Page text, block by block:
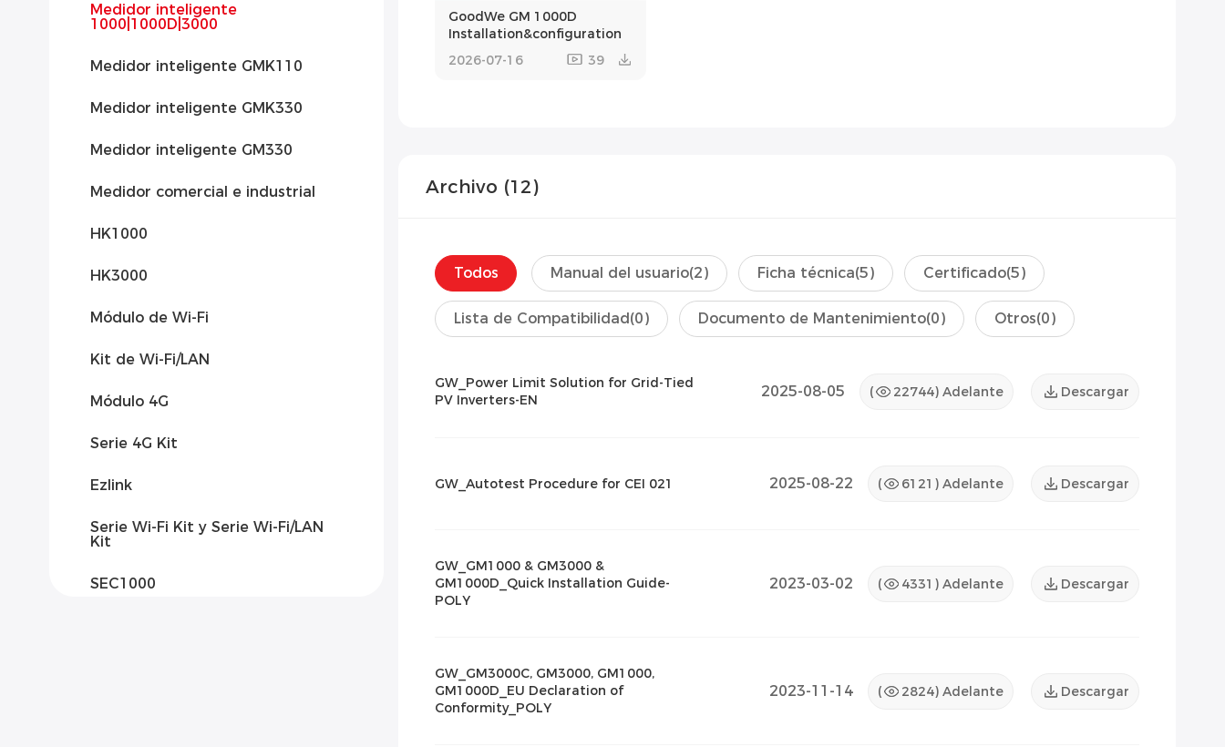
Medidor inteligente
1000|1000D|3000
Medidor inteligente GMK110
Medidor inteligente GMK330
Medidor inteligente GM330
Medidor comercial e industrial
HK1000
HK3000
Módulo de Wi-Fi
Kit de Wi-Fi/LAN
Módulo 4G
Serie 4G Kit
Ezlink
Serie Wi-Fi Kit y Serie Wi-Fi/LAN
Kit
SEC1000
GoodWe GM 1000D
Installation&configuration
2026-07-16
39
Archivo (12)
Todos Manual del usuario(2) Ficha técnica(5) Certificado(5)
Lista de Compatibilidad (0) Documento de Mantenimiento(0) Otros(0)
GW_Power Limit Solution for Grid-Tied
PV Inverters-EN
2025-08-05 ( 22744) Adelante Descargar
GW_Autotest Procedure for CEI 021 2025-08-22 ( 6121 ) Adelante Descargar
GW_GM1000 & GM3000 &
GM1000D_Quick Installation Guide-
POLY
2023-03-02 ( 4331 ) Adelante Descargar
GW_GM3000C, GM3000, GM1000,
GM1000D_EU Declaration of
Conformity_POLY
2023-11-14 ( 2824) Adelante Descargar